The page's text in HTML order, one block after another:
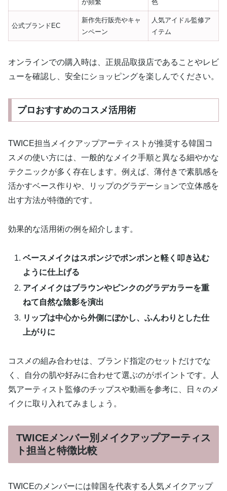
が頻繁 色
公式ブランドEC
新作先行販売やキャ
ンペーン
人気アイドル監修ア
イテム
オンラインでの購入時は、正規品取扱店であることやレビ
ューを確認し、安全にショッピングを楽しんでください。
プロおすすめのコスメ活用術
TWICE担当メイクアップアーティストが推奨する韓国コ
スメの使い方には、一般的なメイク手順と異なる細やかな
テクニックが多く存在します。例えば、薄付きで素肌感を
活かすベース作りや、リップのグラデーションで立体感を
出す方法が特徴的です。
効果的な活用術の例を紹介します。
ベースメイクはスポンジでポンポンと軽く叩き込む
ように仕上げる
アイメイクはブラウンやピンクのグラデカラーを重
ねて自然な陰影を演出
リップは中心から外側にぼかし、ふんわりとした仕
上がりに
コスメの組み合わせは、ブランド指定のセットだけでな
く、自分の肌や好みに合わせて選ぶのがポイントです。人
気アーティスト監修のチップスや動画を参考に、日々のメ
イクに取り入れてみましょう。
TWICEメンバー別メイクアップアーティス
ト担当と特徴比較
TWICEのメンバーには韓国を代表する人気メイクアップ